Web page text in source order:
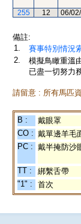
255 12 06/
備註:
1.
賽事特別情況
2.
模擬鳥瞰重溫
已盡一切努力
請留意 : 所有馬匹
B : 戴眼罩
CO : 戴單邊羊毛
PC : 戴半掩防沙
TT : 綁繫舌帶
"1" :
首次